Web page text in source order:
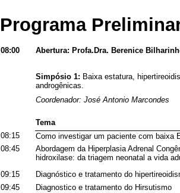
Programa
08:00 Abertura: Profa.Dra. Berenice
Simpósio 1: Baixa estatura,
androgênicas.
Coordenador: José Antonio Marcondes
Tema
08:15
Como investigar um paciente com baixa
08:45
Abordagem da Hiperplasia Adrenal
hidroxilase: da triagem neonatal a vida
09:15
Diagnóstico e tratamento do
09:45
Diagnostico e tratamento do Hirsutismo